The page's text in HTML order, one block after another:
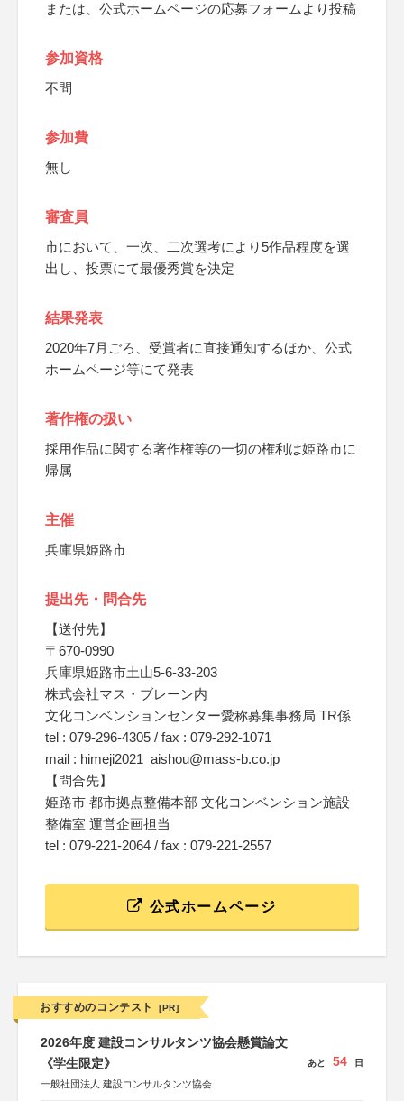
または、公式ホームページの応募フォームより投稿
参加資格
不問
参加費
無し
審査員
市において、一次、二次選考により5作品程度を選
出し、投票にて最優秀賞を決定
結果発表
2020年7月ごろ、受賞者に直接通知するほか、公式
ホームページ等にて発表
著作権の扱い
採用作品に関する著作権等の一切の権利は姫路市に
帰属
主催
兵庫県姫路市
提出先・問合先
【送付先】
〒670-0990
兵庫県姫路市土山5-6-33-203
株式会社マス・ブレーン内
文化コンベンションセンター愛称募集事務局 TR係
tel : 079-296-4305 / fax : 079-292-1071
mail : himeji2021_aishou@mass-b.co.jp
【問合先】
姫路市 都市拠点整備本部 文化コンベンション施設
整備室 運営企画担当
tel : 079-221-2064 / fax : 079-221-2557
公式ホームページ
おすすめのコンテスト [PR]
2026年度 建設コンサルタンツ協会懸賞論文
《学生限定》
一般社団法人 建設コンサルタンツ協会
あと 54 日